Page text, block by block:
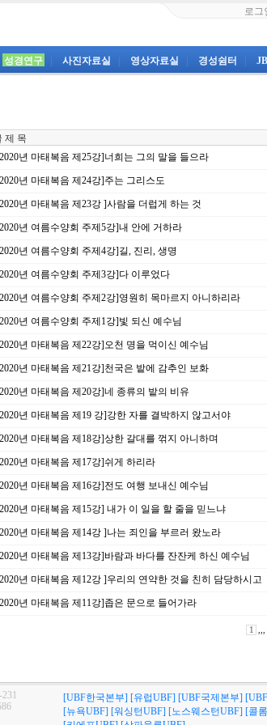
로그
성경연구 사진자료실 영상자료실 경성쉼터
제 목
년 마태복음 제25강]너희는 그의 말을 들으라
년 마태복음 제24강]주는 그리스도
년 마태복음 제23강 ]사람을 더럽게 하는 것
년 여름수양회 주제5강]내 안에 거하라
년 여름수양회 주제4강]길, 진리, 생명
년 여름수양회 주제3강]다 이루었다
년 여름수양회 주제2강]영원히 목마르지 아니하리라
년 여름수양회 주제1강]빛 되신 예수님
년 마태복음 제22강]오천 명을 먹이신 예수님
년 마태복음 제21강]천국은 밭에 감추인 보화
년 마태복음 제20강]네 종류의 밭의 비유
년 마태복음 제19 강]강한 자를 결박하지 않고서야
년 마태복음 제18강]상한 갈대를 꺾지 아니하며
년 마태복음 제17강]쉬게 하리라
년 마태복음 제16강]전도 여행 보내신 예수님
년 마태복음 제15강] 내가 이 일을 할 줄을 믿느냐
년 마태복음 제14강 ]나는 죄인을 부르러 왔노라
년 마태복음 제13강]바람과 바다를 잔잔케 하신 예수님
년 마태복음 제12강 ]우리의 연약한 것을 친히 담당하시고
년 마태복음 제11강]좁은 문으로 들어가라
1 ,,,
[UBF한국본부] [유럽UBF] [UBF국제본부]
[뉴욕UBF] [워싱턴UBF] [노스웨스턴UBF] [콜